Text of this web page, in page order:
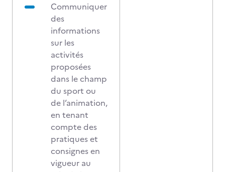
Communiquer
des
informations
sur les
activités
proposées
dans le champ
du sport ou
de l’animation,
en tenant
compte des
pratiques et
consignes en
vigueur au